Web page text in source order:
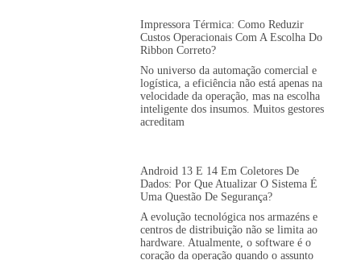
Impressora Térmica: Como Reduzir
Custos Operacionais Com A Escolha Do
Ribbon Correto?
No universo da automação comercial e
logística, a eficiência não está apenas na
velocidade da operação, mas na escolha
inteligente dos insumos. Muitos gestores
acreditam
Android 13 E 14 Em Coletores De
Dados: Por Que Atualizar O Sistema É
Uma Questão De Segurança?
A evolução tecnológica nos armazéns e
centros de distribuição não se limita ao
hardware. Atualmente, o software é o
coração da operação quando o assunto